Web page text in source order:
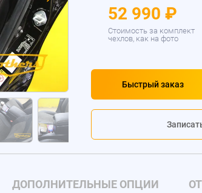
52 990 ₽
Стоимость за комплект
чехлов, как на фото
Быстрый заказ
ДОПОЛНИТЕЛЬНЫЕ ОПЦИИ